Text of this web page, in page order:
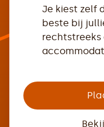
Je kiest zelf
beste bij